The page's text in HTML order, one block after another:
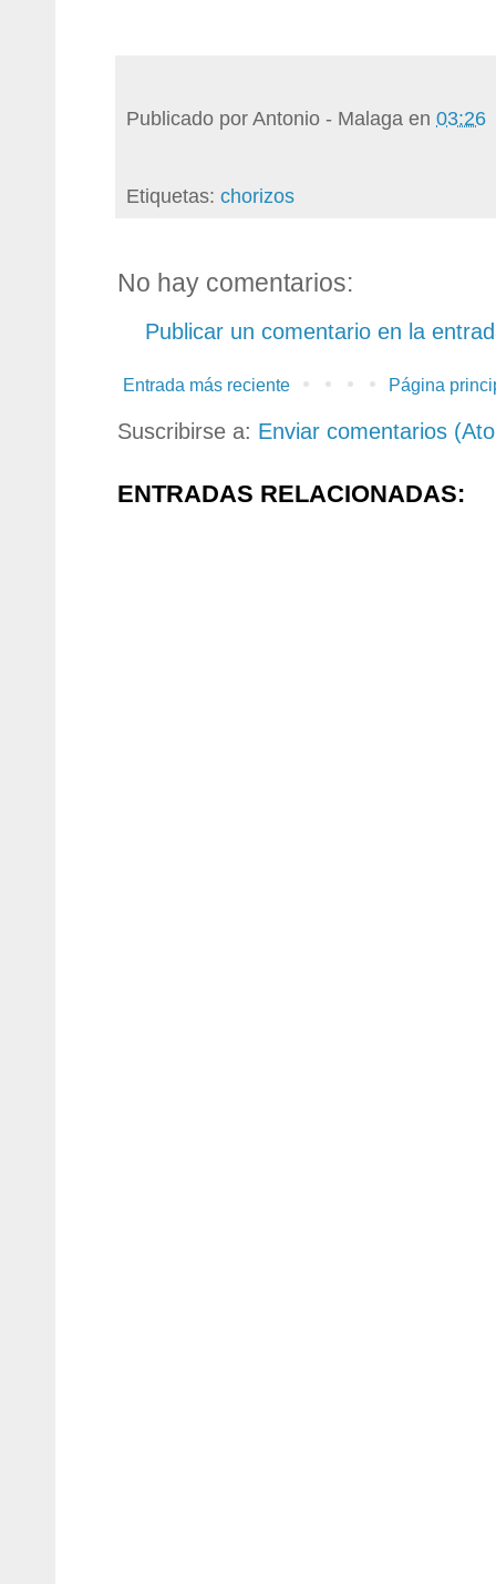
Publicado porAntonio - Malaga en 03:26
Etiquetas: chorizos
No hay comentarios:
Publicar un comentario en la
Entrada más reciente Página
Suscribirse a: Enviar comentarios
ENTRADAS RELACIONADAS: